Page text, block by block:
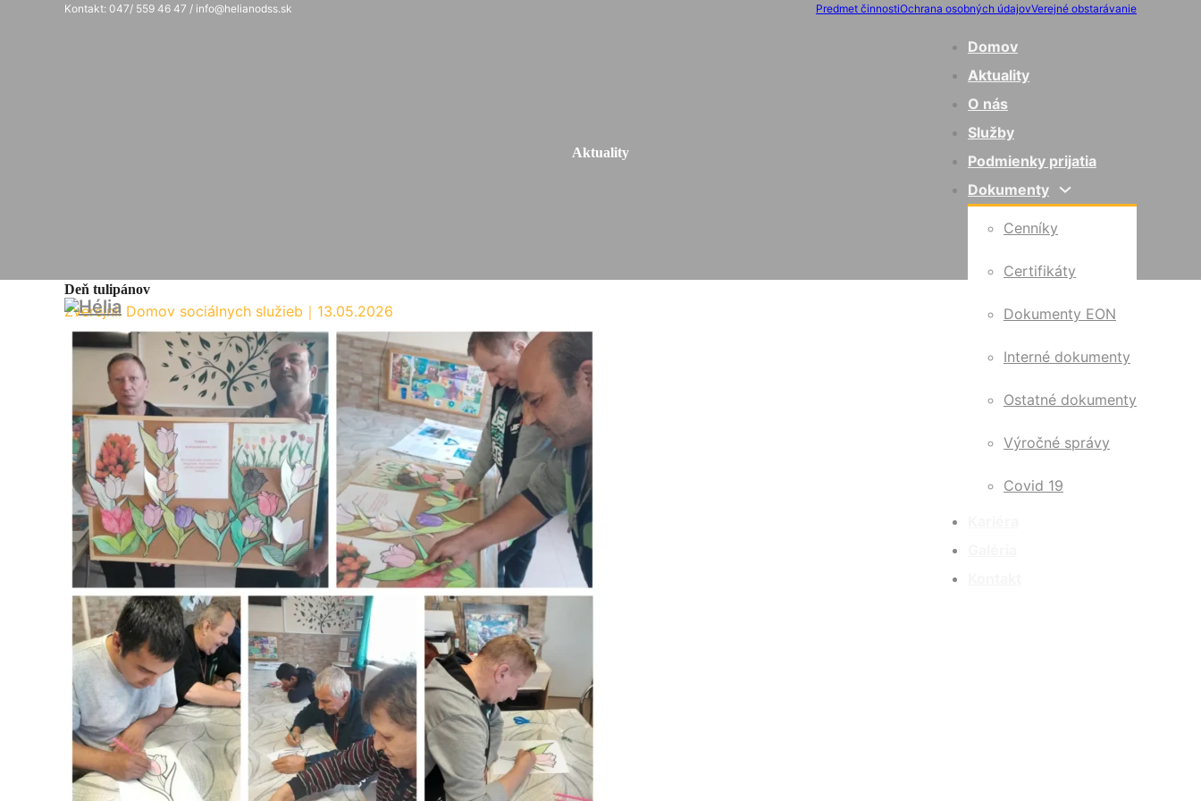
Kontakt: 047/ 559 46 47 / info@helianodss.sk Predmet činnostiOchrana osobných údajovVerejné obstarávanie
Domov
Aktuality
O nás
Služby
Podmienky prijatia
Dokumenty
Cenníky
Certifikáty
Dokumenty EON
Interné dokumenty
Ostatné dokumenty
Výročné správy
Covid 19
Aktuality
Deň tulipánov
Zverejnil Domov sociálnych služieb ｜ 13.05.2026